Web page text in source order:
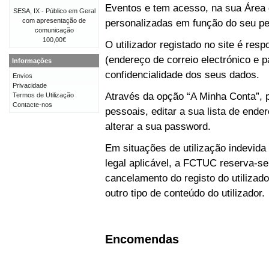
Eventos e tem acesso, na sua
personalizadas em função do seu
O utilizador registado no site é
(endereço de correio electrónico e
confidencialidade dos seus dados.
Através da opção “A Minha
pessoais, editar a sua lista de
alterar a sua password.
Em situações de utilização
legal aplicável, a FCTUC reserva-
cancelamento do registo do
outro tipo de conteúdo do utilizador.
Encomendas
SESA, IX - Público em Geral
com apresentação de
comunicação
100,00€
Informações
Envios
Privacidade
Termos de Utilização
Contacte-nos